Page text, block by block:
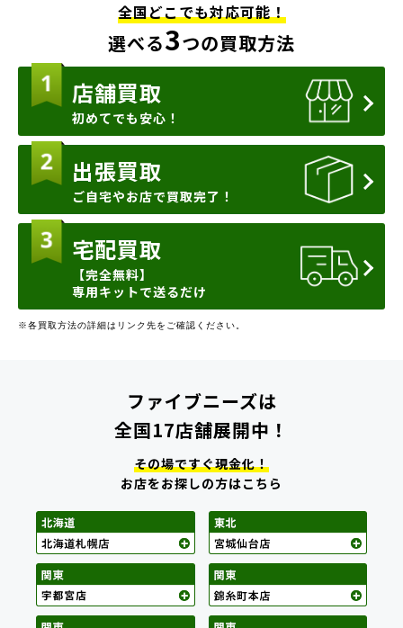
全国どこでも対応可能！
選べる3つの買取方法
店舗買取
初めてでも安心！
出張買取
ご自宅やお店で買取完了！
宅配買取
【完全無料】
専用キットで送るだけ
※各買取方法の詳細はリンク先をご確認ください。
ファイブニーズは
全国17店舗展開中！
その場ですぐ現金化！
お店をお探しの方はこちら